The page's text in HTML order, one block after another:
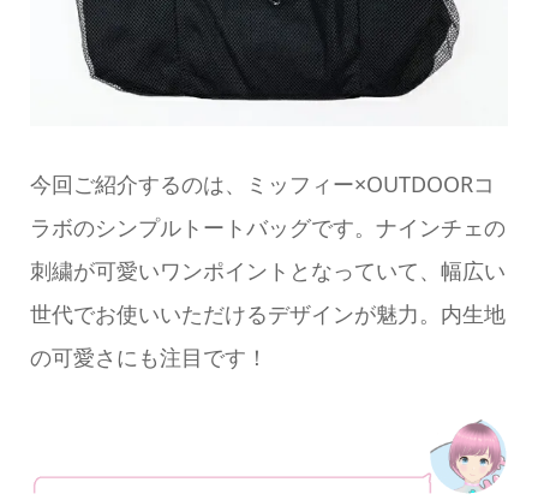
今回ご紹介するのは、ミッフィー×OUTDOORコ
ラボのシンプルトートバッグです。ナインチェの
刺繍が可愛いワンポイントとなっていて、幅広い
世代でお使いいただけるデザインが魅力。内生地
の可愛さにも注目です！